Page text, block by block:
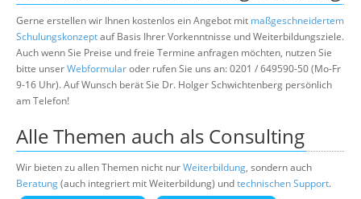
Gerne erstellen wir Ihnen kostenlos ein Angebot mit maßgeschneidertem
Schulungskonzeptauf Basis Ihrer Vorkenntnisse und Weiterbildungsziele.
Auch wenn Sie Preise und freie Termine anfragen möchten, nutzen Sie
bitte unserWebformularoder rufen Sie uns an: 0201 / 649590-50 (Mo-Fr
9-16 Uhr). Auf Wunsch berät Sie Dr. Holger Schwichtenberg persönlich
am Telefon!
Alle Themen auch als Consulting
Wir bieten zu allen Themen nicht nurWeiterbildung, sondern auch
Beratung(auch integriert mit Weiterbildung) undtechnischen Support.